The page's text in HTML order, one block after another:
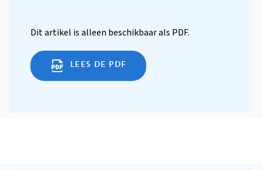
Dit artikel is alleen beschikbaar als PDF.
LEES DE PDF